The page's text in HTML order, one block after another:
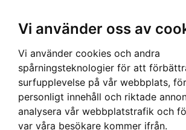
Vi använder oss av
Vi använder cookies och andra
spårningsteknologier för att
surfupplevelse på vår webbplats,
personligt innehåll och riktade
analysera vår webbplatstrafik och
var våra besökare kommer ifrån.
Hem› ACCESSOARER ›HÅRACCESSOARER › AMERICAN
GRÅ/SVART